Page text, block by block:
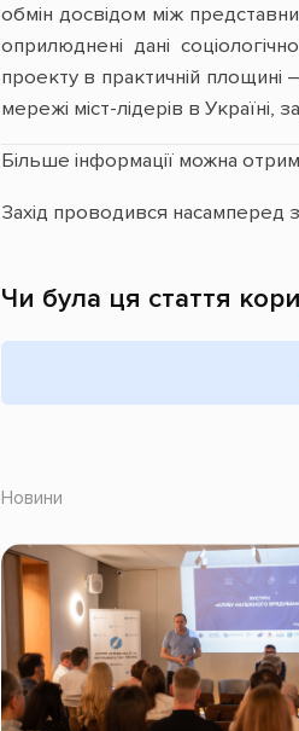
обмін досвідом між
оприлюднені дані
проекту в практичній площині
мережі міст-лідерів в Україні,
Більше інформації можна
Захід проводився насамперед
Чи була ця стаття
Новини